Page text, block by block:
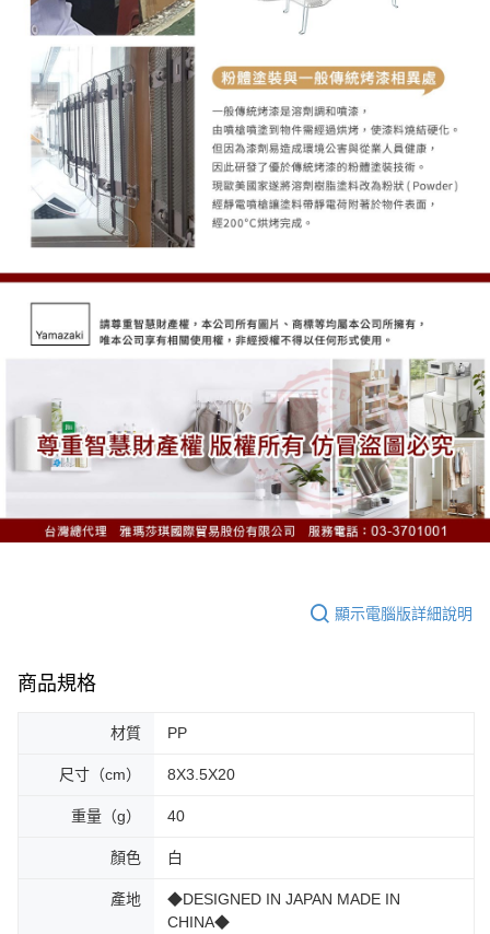
顯示電腦版詳細說明
商品規格
材質 PP
尺寸（cm） 8X3.5X20
重量（g） 40
顏色 白
產地
◆DESIGNED IN JAPAN MADE IN
CHINA◆